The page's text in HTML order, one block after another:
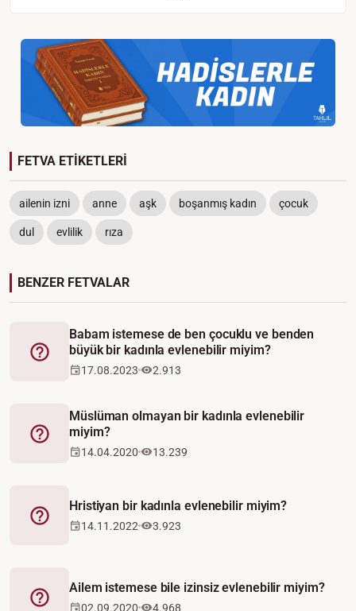
FETVA ETİKETLERİ
ailenin izni anne aşk boşanmış kadın çocuk
dul evlilik rıza
BENZER FETVALAR
Fetva
Babam istemese de ben çocuklu ve benden
büyük bir kadınla evlenebilir miyim?
17.08.2023 2.913
Fetva
Müslüman olmayan bir kadınla evlenebilir
miyim?
14.04.2020 13.239
Fetva
Hristiyan bir kadınla evlenebilir miyim?
14.11.2022 3.923
Fetva
Ailem istemese bile izinsiz evlenebilir miyim?
02.09.2020 4.968